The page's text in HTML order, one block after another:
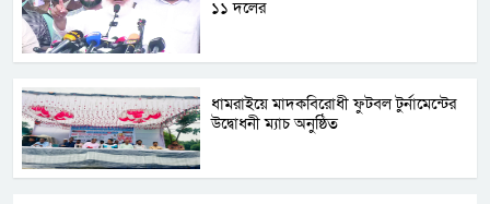
১১ দলের
ধামরাইয়ে মাদকবিরোধী ফুটবল টুর্নামেন্টের
উদ্বোধনী ম্যাচ অনুষ্ঠিত